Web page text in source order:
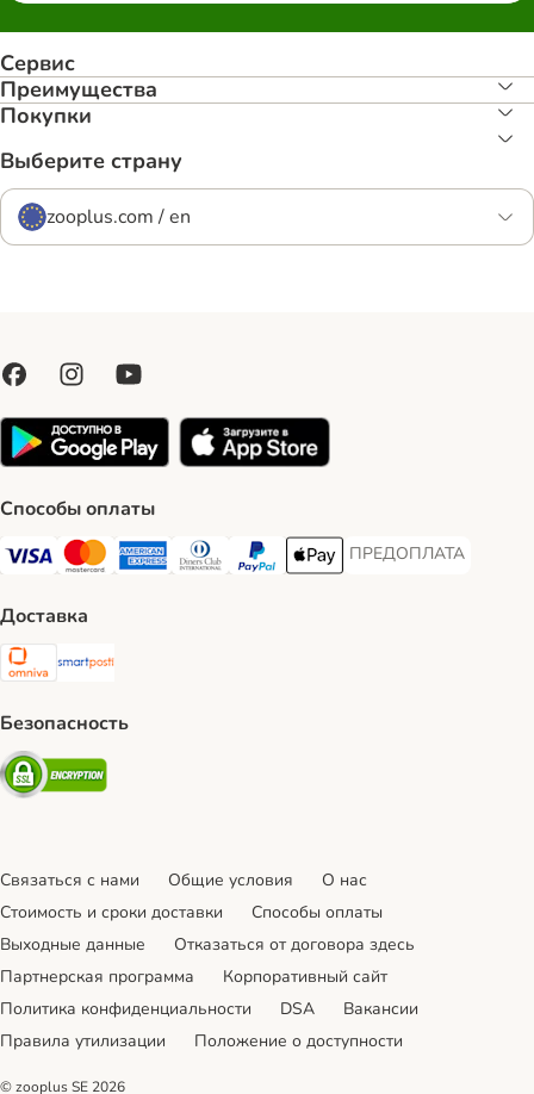
Сервис
Преимуществa
Покупки
Выберите страну
zooplus.com / en
Способы оплаты
Visa Payment Method
Mastercard Payment Method
American Express Payment Method
Diners Club Payment Method
PayPal Payment Method
Apple Pay Payment Method
ПРЕДОПЛАТА
ПРЕДОПЛАТА
Доставка
Omniva Shipping Method
SmartPosti Shipping Method
Безопасность
Security
Связаться с нами Общие условия
О нас
Стоимость и сроки доставки
Cпособы оплаты
Выходные данные
Отказаться от договора здесь
Партнерская программа
Корпоративный сайт
Политика конфиденциальности
DSA
Вакансии
Правила утилизации
Положение о доступности
© zooplus SE 2026